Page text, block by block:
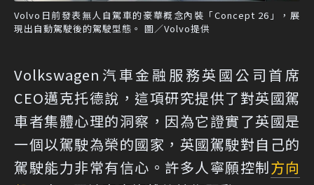
Volvo日前發表無人自駕車的豪華概念內裝「Concept 26」，展
現出自動駕駛後的駕駛型態。 圖／Volvo提供
Volkswagen汽車金融服務英國公司首席
CEO邁克托德說，這項研究提供了對英國駕
車者集體心理的洞察，因為它證實了英國是
一個以駕駛為榮的國家，英國駕駛對自己的
駕駛能力非常有信心。許多人寧願控制方向